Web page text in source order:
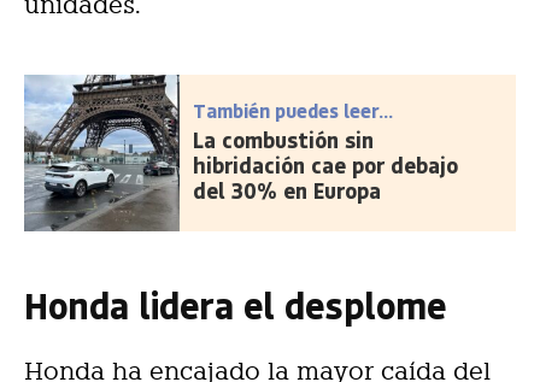
También puedes leer...
La combustión sin
hibridación cae por debajo
del 30% en Europa
Honda lidera el desplome
Honda ha encajado la mayor caída del